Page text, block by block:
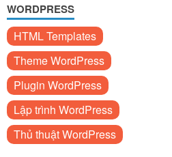
WORDPRESS
HTML Templates
Theme WordPress
Plugin WordPress
Lập trình WordPress
Thủ thuật WordPress